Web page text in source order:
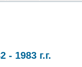
1983 г.г.